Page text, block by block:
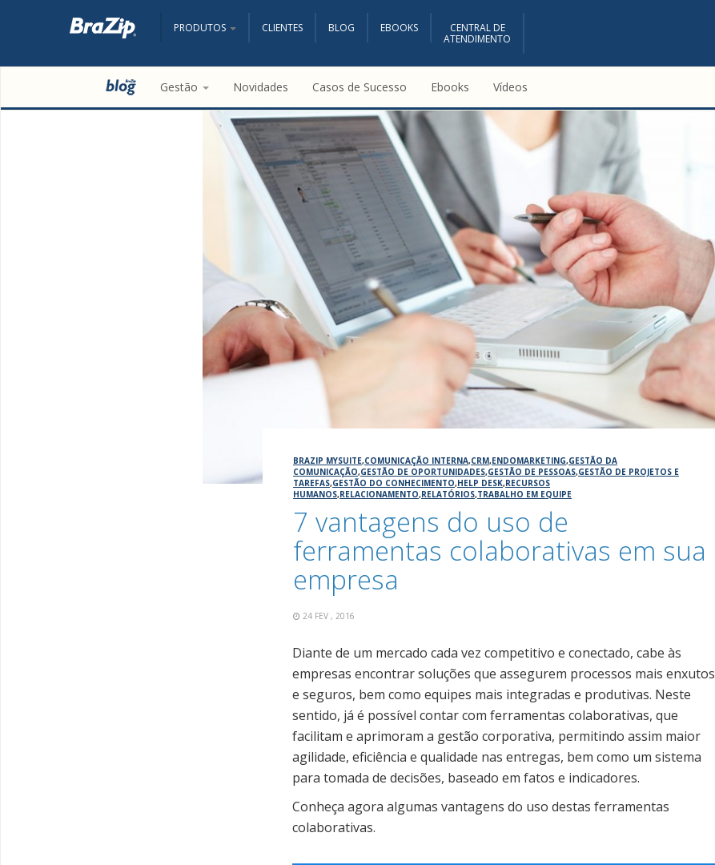
PRODUTOS CLIENTES BLOG EBOOKS
CENTRAL DE
ATENDIMENTO
Gestão Novidades Casos de Sucesso Ebooks Vídeos
BRAZIP MYSUITE,COMUNICAÇÃO INTERNA,CRM,ENDOMARKETING,GESTÃO DA
COMUNICAÇÃO,GESTÃO DE OPORTUNIDADES,GESTÃO DE PESSOAS,GESTÃO DE PROJETOS E
TAREFAS,GESTÃO DO CONHECIMENTO,HELP DESK,RECURSOS
HUMANOS,RELACIONAMENTO,RELATÓRIOS,TRABALHO EM EQUIPE
7 vantagens do uso de
ferramentas colaborativas em sua
empresa
24 FEV , 2016
Diante de um mercado cada vez competitivo e conectado, cabe às
empresas encontrar soluções que assegurem processos mais enxutos
e seguros, bem como equipes mais integradas e produtivas. Neste
sentido, já é possível contar com ferramentas colaborativas, que
facilitam e aprimoram a gestão corporativa, permitindo assim maior
agilidade, eficiência e qualidade nas entregas, bem como um sistema
para tomada de decisões, baseado em fatos e indicadores.
Conheça agora algumas vantagens do uso destas ferramentas
colaborativas.